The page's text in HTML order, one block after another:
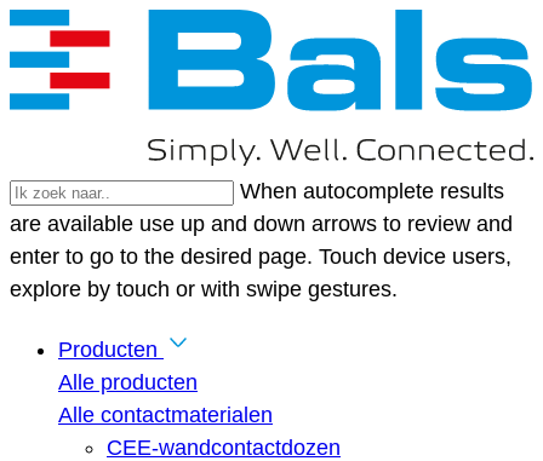
When autocomplete results
are available use up and down arrows to review and
enter to go to the desired page. Touch device users,
explore by touch or with swipe gestures.
Producten
Alle producten
Alle contactmaterialen
CEE-wandcontactdozen